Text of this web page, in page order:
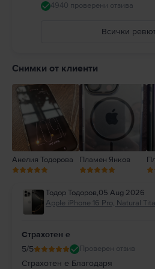
мобилни устройства или слушалки.
или друга собственост. Пълни
4940 проверени отзива
Всички
Снимки от клиенти
Анелия Тодорова Пламен Янков
Тодор Тодоров,05 Aug 2026
Apple iPhone 16 Pro, Natural
Страхотен е
5/5 Проверен отзив
Страхотен е Благодаря